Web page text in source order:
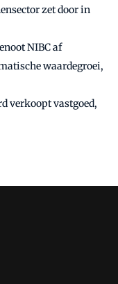
zet door in
NIBC af
waardegroei,
verkoopt vastgoed,